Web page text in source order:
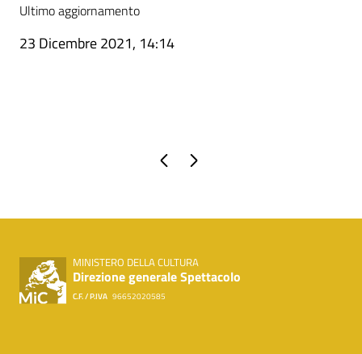
Ultimo aggiornamento
23 Dicembre 2021, 14:14
Pagina precedente
MINISTERO DELLA CULTURA
Direzione generale Spettacolo
C.F. / P.IVA 96652020585